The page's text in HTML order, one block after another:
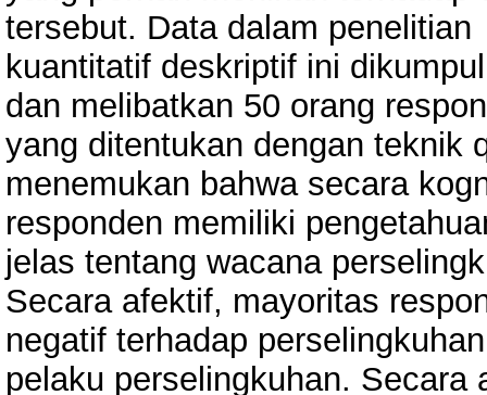
tersebut. Data dalam penelitian
kuantitatif deskriptif ini
dan melibatkan 50 orang
yang ditentukan dengan teknik
menemukan bahwa secara
responden memiliki
jelas tentang wacana
Secara afektif, mayoritas
negatif terhadap
pelaku perselingkuhan.